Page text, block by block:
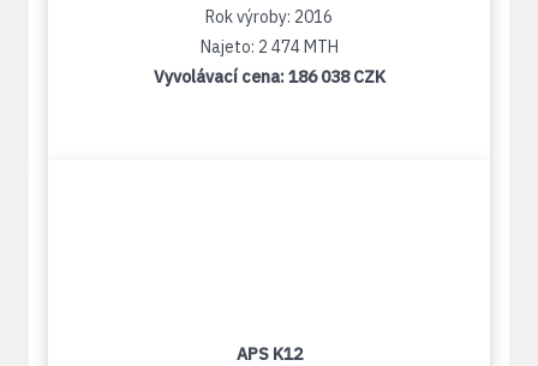
Rok výroby: 2016
Najeto: 2 474 MTH
Vyvolávací cena:186 038 CZK
APS K12